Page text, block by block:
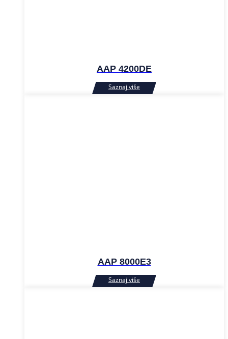
AAP 4200DE
AAP 8000E3